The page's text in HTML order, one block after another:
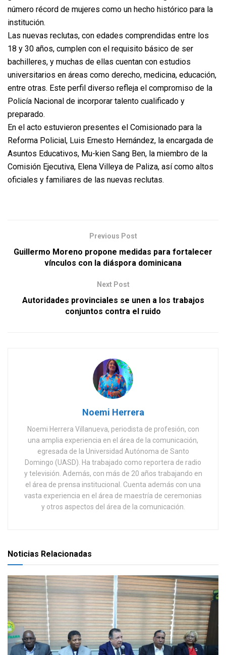
número récord de mujeres como un hecho histórico para la
institución.
Las nuevas reclutas, con edades comprendidas entre los
18 y 30 años, cumplen con el requisito básico de ser
bachilleres, y muchas de ellas cuentan con estudios
universitarios en áreas como derecho, medicina, educación,
entre otras. Este perfil diverso refleja el compromiso de la
Policía Nacional de incorporar talento cualificado y
preparado.
En el acto estuvieron presentes el Comisionado para la
Reforma Policial, Luis Ernesto Hernández, la encargada de
Asuntos Educativos, Mu-kien Sang Ben, la miembro de la
Comisión Ejecutiva, Elena Villeya de Paliza, así como altos
oficiales y familiares de las nuevas reclutas.
Previous Post
Guillermo Moreno propone medidas para fortalecer
vínculos con la diáspora dominicana
Next Post
Autoridades provinciales se unen a los trabajos
conjuntos contra el ruido
Noemi Herrera
Noemi Herrera Villanueva, periodista de profesión, con
una amplia experiencia en el área de la comunicación,
egresada de la Universidad Autónoma de Santo
Domingo (UASD). Ha trabajado como reportera de radio
y televisión. Además, con más de 20 años trabajando en
el área de prensa institucional. Cuenta además con una
vasta experiencia en el área de maestría de ceremonias
y otros aspectos del área de la comunicación.
Noticias Relacionadas